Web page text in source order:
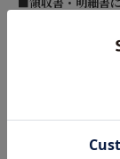
オンラインストア
送り先様には金額
領収書をご希望の